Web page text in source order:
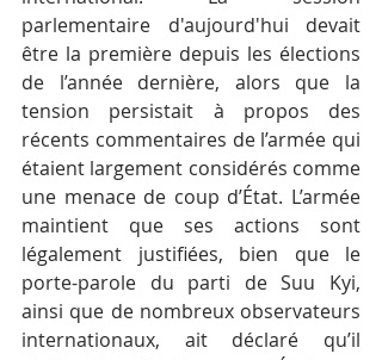
parlementaire d'aujourd'hui devait
être la première depuis les élections
de l’année dernière, alors que la
tension persistait à propos des
récents commentaires de l’armée qui
étaient largement considérés comme
une menace de coup d’État. L’armée
maintient que ses actions sont
légalement justifiées, bien que le
porte-parole du parti de Suu Kyi,
ainsi que de nombreux observateurs
internationaux, ait déclaré qu’il